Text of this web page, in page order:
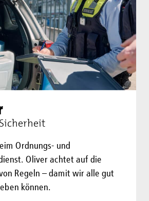
Ordnungs- und
Oliver achtet auf die
Regeln – damit wir alle gut
können.